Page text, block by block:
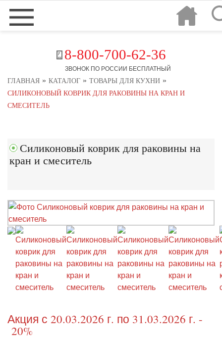
8-800-700-62-36
ЗВОНОК ПО РОССИИ БЕСПЛАТНЫЙ
ГЛАВНАЯ » КАТАЛОГ » ТОВАРЫ ДЛЯ КУХНИ »
СИЛИКОНОВЫЙ КОВРИК ДЛЯ РАКОВИНЫ НА КРАН И
СМЕСИТЕЛЬ
Силиконовый коврик для раковины на
кран и смеситель
Акция с 20.03.2026 г. по 31.03.2026 г. -
20%